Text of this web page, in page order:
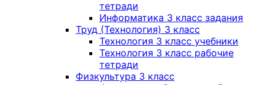
тетради
Информатика 3 класс задания
Труд (Технология) 3 класс
Технология 3 класс учебники
Технология 3 класс рабочие
тетради
Физкультура 3 класс